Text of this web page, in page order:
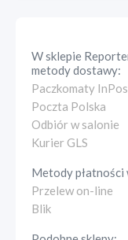
W sklepie
metody dostawy:
Paczkomaty
Poczta Polska
Odbiór w salonie
Kurier GLS
Metody płatności
Przelew on-line
Blik